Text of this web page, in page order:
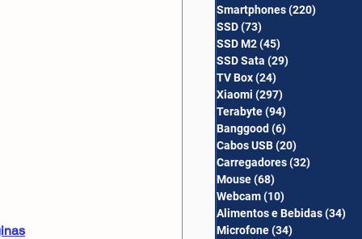
Smartphones(220)
SSD(73)
SSD M2(45)
SSD Sata (29)
TV Box(24)
Xiaomi (297)
Terabyte(94)
Banggood (6)
Cabos USB(20)
Carregadores(32)
Mouse(68)
Webcam(10)
Alimentos e Bebidas(34)
Microfone(34)